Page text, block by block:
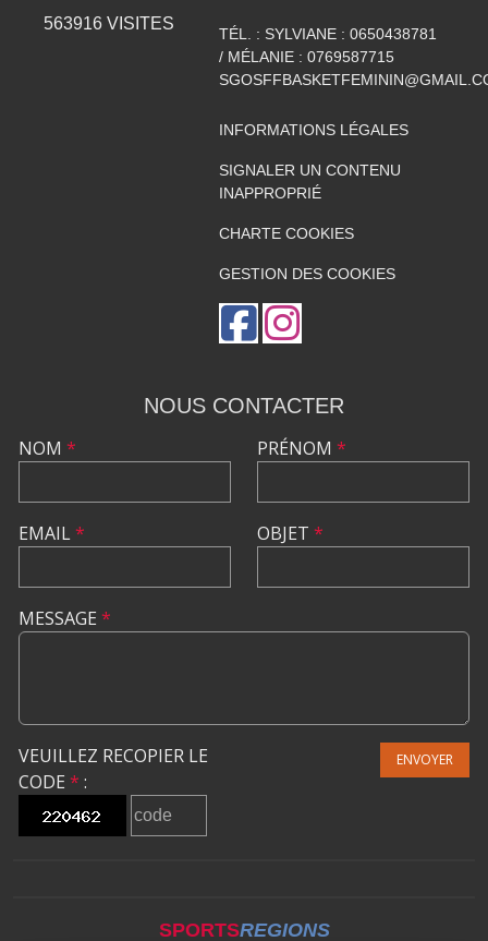
563916 VISITES
TÉL. : SYLVIANE : 0650438781
/ MÉLANIE : 0769587715
INFORMATIONS LÉGALES
SIGNALER UN CONTENU
INAPPROPRIÉ
CHARTE COOKIES
GESTION DES COOKIES
NOUS CONTACTER
NOM *
EMAIL*
PRÉNOM *
OBJET *
MESSAGE *
VEUILLEZ RECOPIER LE
CODE * :
ENVOYER
SPORTSREGIONS